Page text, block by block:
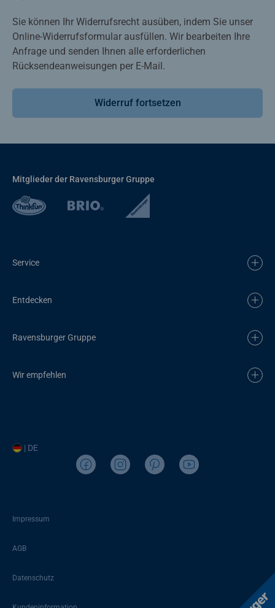
Sie können Ihr Widerrufsrecht ausüben, indem Sie unser
Online-Widerrufsformular ausfüllen. Wir bearbeiten Ihre
Anfrage und senden Ihnen alle erforderlichen
Rücksendeanweisungen per E-Mail.
Widerruf fortsetzen
Mitglieder der Ravensburger Gruppe
Service
Entdecken
Ravensburger Gruppe
Wir empfehlen
| DE
Impressum
AGB
Datenschutz